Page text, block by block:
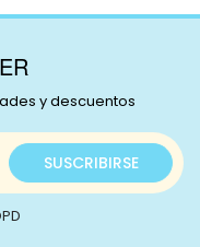
y descuentos
SUSCRIBIRSE